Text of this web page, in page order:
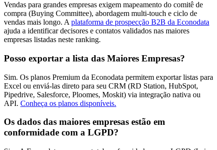
Vendas para grandes empresas exigem mapeamento do comitê de
compra (Buying Committee), abordagem multi-touch e ciclo de
vendas mais longo. A plataforma de prospecção B2B da Econodata
ajuda a identificar decisores e contatos validados nas maiores
empresas listadas neste ranking.
Posso exportar a lista das Maiores Empresas?
Sim. Os planos Premium da Econodata permitem exportar listas para
Excel ou enviá-las direto para seu CRM (RD Station, HubSpot,
Pipedrive, Salesforce, Ploomes, Moskit) via integração nativa ou
API. Conheça os planos disponíveis.
Os dados das maiores empresas estão em
conformidade com a LGPD?